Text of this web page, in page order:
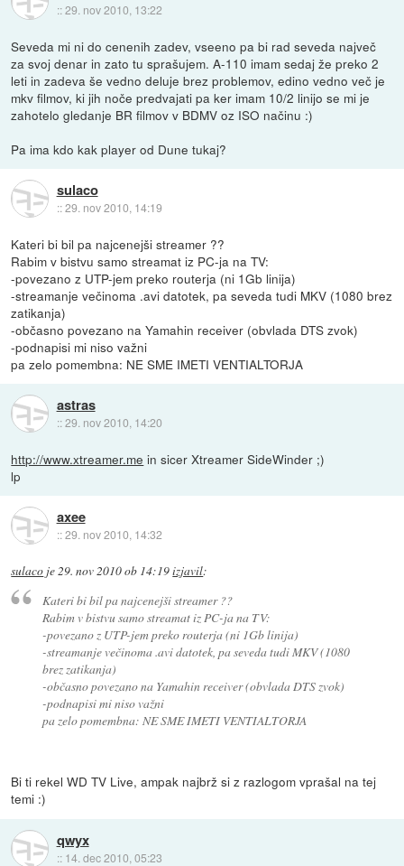
::29. nov 2010, 13:22
Seveda mi ni do cenenih zadev, vseeno pa bi rad seveda največ
za svoj denar in zato tu sprašujem. A-110 imam sedaj že preko 2
leti in zadeva še vedno deluje brez problemov, edino vedno več je
mkv filmov, ki jih noče predvajati pa ker imam 10/2 linijo se mi je
zahotelo gledanje BR filmov v BDMV oz ISO načinu :)
Pa ima kdo kak player od Dune tukaj?
sulaco
::29. nov 2010, 14:19
Kateri bi bil pa najcenejši streamer ??
Rabim v bistvu samo streamat iz PC-ja na TV:
-povezano z UTP-jem preko routerja (ni 1Gb linija)
-streamanje večinoma .avi datotek, pa seveda tudi MKV (1080 brez
zatikanja)
-občasno povezano na Yamahin receiver (obvlada DTS zvok)
-podnapisi mi niso važni
pa zelo pomembna: NE SME IMETI VENTIALTORJA
astras
::29. nov 2010, 14:20
http://www.xtreamer.me in sicer Xtreamer SideWinder ;)
lp
axee
::29. nov 2010, 14:32
sulaco je29. nov 2010 ob 14:19izjavil:
Kateri bi bil pa najcenejši streamer ??
Rabim v bistvu samo streamat iz PC-ja na TV:
-povezano z UTP-jem preko routerja (ni 1Gb linija)
-streamanje večinoma .avi datotek, pa seveda tudi MKV (1080
brez zatikanja)
-občasno povezano na Yamahin receiver (obvlada DTS zvok)
-podnapisi mi niso važni
pa zelo pomembna: NE SME IMETI VENTIALTORJA
Bi ti rekel WD TV Live, ampak najbrž si z razlogom vprašal na tej
temi :)
qwyx
:: 14. dec 2010, 05:23